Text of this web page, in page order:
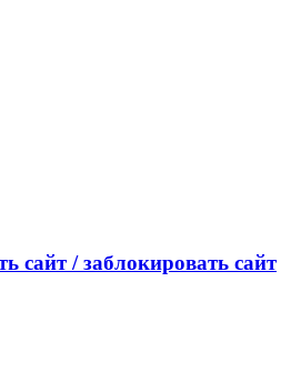
сайт / заблокировать сайт